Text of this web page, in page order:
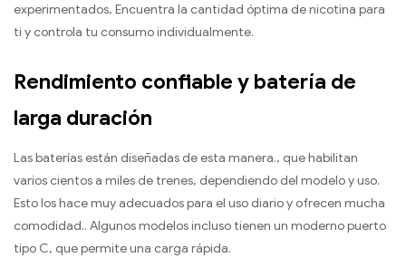
experimentados, Encuentra la cantidad óptima de nicotina para
ti y controla tu consumo individualmente.
Rendimiento confiable y batería de
larga duración
Las baterías están diseñadas de esta manera., que habilitan
varios cientos a miles de trenes, dependiendo del modelo y uso.
Esto los hace muy adecuados para el uso diario y ofrecen mucha
comodidad.. Algunos modelos incluso tienen un moderno puerto
tipo C, que permite una carga rápida.